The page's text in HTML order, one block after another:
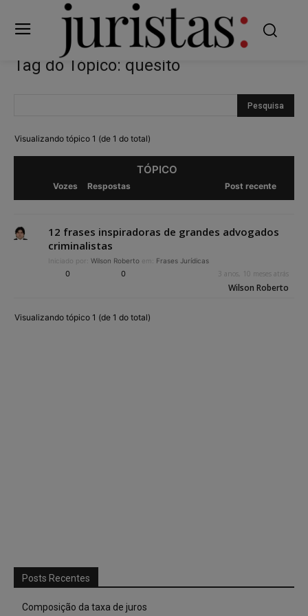
Tag do Tópico: quesito
Visualizando tópico 1 (de 1 do total)
TÓPICO
Vozes Respostas Post recente
12 frases inspiradoras de grandes advogados
criminalistas
Iniciado por: Wilson Roberto em: Frases Jurídicas
0 0 3 anos, 10 meses atrás
Wilson Roberto
Visualizando tópico 1 (de 1 do total)
Posts Recentes
Composição da taxa de juros